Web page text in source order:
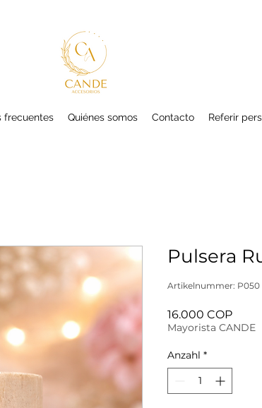
frecuentes Quiénes somos Contacto Referir
Pulsera
Artikelnummer: P050
16.000 COPPreis
Mayorista CANDE
Anzahl *